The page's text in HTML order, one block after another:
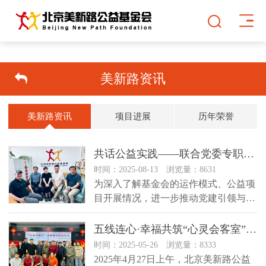
美新路资讯
美新路资讯 项目进展 历年荣誉
共话公益实践——联合党委专职副书记走访调研美新路
时间：2025-08-13 浏览量：8631
为深入了解基金会的运作模式、公益项
目开展情况，进一步推动党建引领与公
益事业的深度融合。2025年7月...
五线连心·幸福共筑“心灵会客室”美新路与社区共建项目正式启动
时间：2025-05-26 浏览量：8333
2025年4月27日上午，北京美新路公益